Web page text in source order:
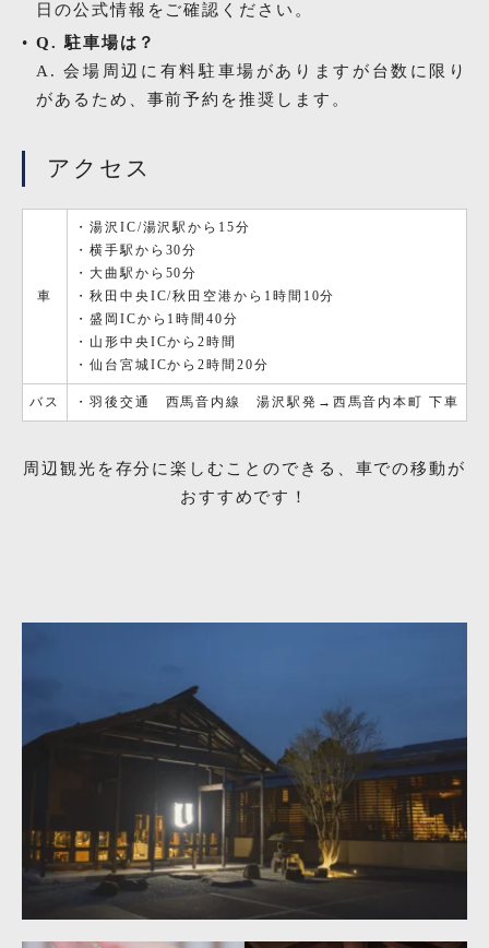
日の公式情報をご確認ください。
Q. 駐車場は？
A. 会場周辺に有料駐車場がありますが台数に限り
があるため、事前予約を推奨します。
アクセス
車
・湯沢IC/湯沢駅から15分
・横手駅から30分
・大曲駅から50分
・秋田中央IC/秋田空港から1時間10分
・盛岡ICから1時間40分
・山形中央ICから2時間
・仙台宮城ICから2時間20分
バス ・羽後交通 西馬音内線 湯沢駅発→西馬音内本町 下車
周辺観光を存分に楽しむことのできる、車での移動が
おすすめです！